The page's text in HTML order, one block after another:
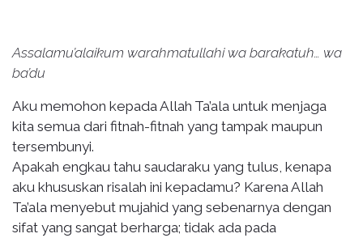
Assalamu’alaikum warahmatullahi wa barakatuh… wa
ba’du
Aku memohon kepada Allah Ta’ala untuk menjaga
kita semua dari fitnah-fitnah yang tampak maupun
tersembunyi.
Apakah engkau tahu saudaraku yang tulus, kenapa
aku khususkan risalah ini kepadamu? Karena Allah
Ta’ala menyebut mujahid yang sebenarnya dengan
sifat yang sangat berharga; tidak ada pada